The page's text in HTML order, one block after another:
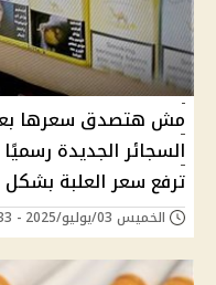
مش هتصدق سعرها بعد
السجائر الجديدة
ترفع سعر العلبة
الخميس 03/يوليو/2025 - 07:33 ص